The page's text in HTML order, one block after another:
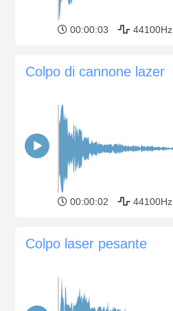
00:00:03 44100Hz
Colpo di cannone lazer
00:00:02 44100Hz
Colpo laser pesante